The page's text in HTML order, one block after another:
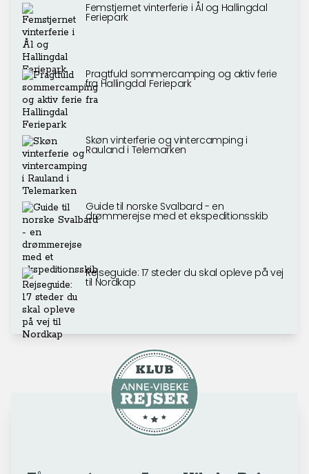
Femstjernet vinterferie i Ål og Hallingdal
Feriepark
Pragtfuld sommercamping og aktiv ferie
fra Hallingdal Feriepark
Skøn vinterferie og vintercamping i
Rauland i Telemarken
Guide til norske Svalbard - en
drømmerejse med et ekspeditionsskib
Rejseguide: 17 steder du skal opleve på vej
til Nordkap